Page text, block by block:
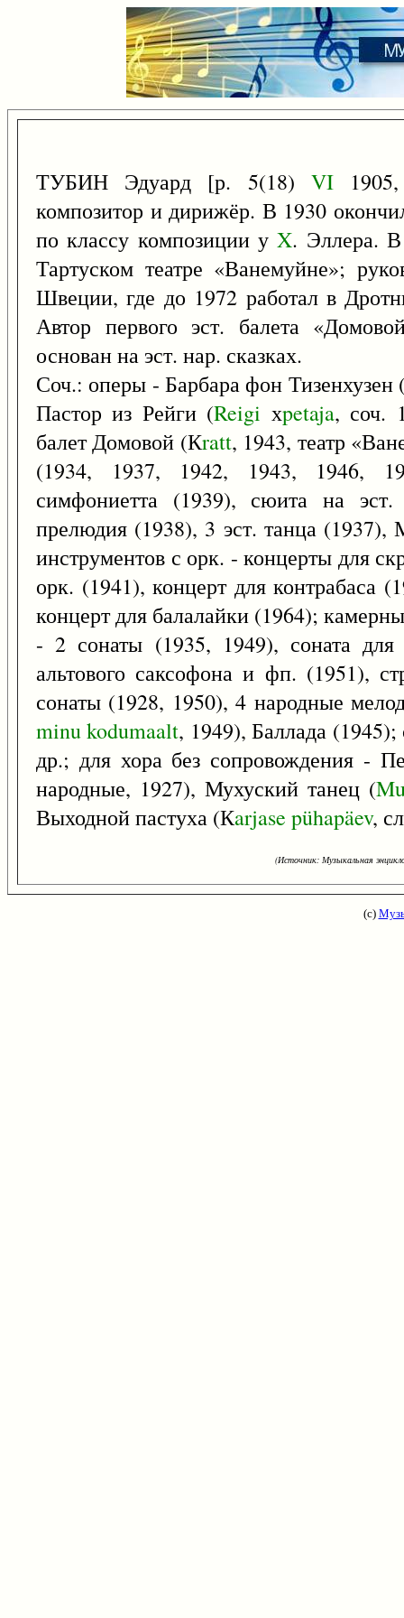
ТУБИН Эдуард [р. 5(18) VI1905,
композитор и дирижёр. В 1930
по классу композиции уX. Эллера.
Тартуском театре «Ванемуйне»;
Швеции, где до 1972 работал в
Автор первого эст. балета
основан на эст. нар. сказках.
Соч.: оперы - Барбара фон Тизенхузен
Пастор из Рейги (Reigi хpetaja, соч.
балет Домовой (Кratt, 1943, театр
(1934, 1937, 1942, 1943, 1946,
симфониетта (1939), сюита на
прелюдия (1938), 3 эст. танца
инструментов с орк. - концерты для
орк. (1941), концерт для контрабаса
концерт для балалайки (1964);
- 2 сонаты (1935, 1949), соната
альтового саксофона и фп. (1951),
сонаты (1928, 1950), 4 народные
minu kodumaalt, 1949), Баллада
др.; для хора без сопровождения -
народные, 1927), Мухуский танец (
Выходной пастуха (Кarjase pühapäev,
(Источник: Музыкальная
(с)